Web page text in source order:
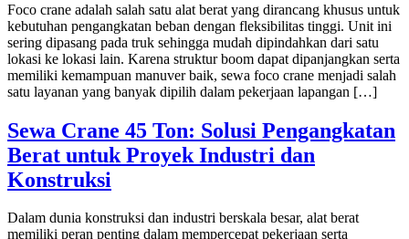
Foco crane adalah salah satu alat berat yang dirancang khusus untuk
kebutuhan pengangkatan beban dengan fleksibilitas tinggi. Unit ini
sering dipasang pada truk sehingga mudah dipindahkan dari satu
lokasi ke lokasi lain. Karena struktur boom dapat dipanjangkan serta
memiliki kemampuan manuver baik, sewa foco crane menjadi salah
satu layanan yang banyak dipilih dalam pekerjaan lapangan […]
Sewa Crane 45 Ton: Solusi Pengangkatan
Berat untuk Proyek Industri dan
Konstruksi
Dalam dunia konstruksi dan industri berskala besar, alat berat
memiliki peran penting dalam mempercepat pekerjaan serta